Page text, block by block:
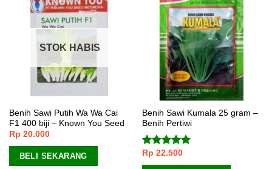
STOK HABIS
Benih Sawi Putih Wa Wa Cai
F1 400 biji – Known You Seed
Rp 20.000
BELI SEKARANG
Benih Sawi Kumala 25 gram –
Benih Pertiwi
Dinilai5.00
dari 5
Rp 22.500